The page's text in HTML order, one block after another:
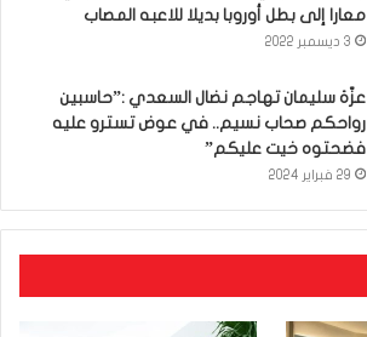
معارا إلى بطل أوروبا بديلا للاعبه المصاب
3 ديسمبر 2022
عزّة سليمان تهاجم نضال السعدي :”حاسبين
رواحكم صحاب نسيم.. في عوض تسترو عليه
فضحتوه خيت عليكم”
29 فبراير 2024